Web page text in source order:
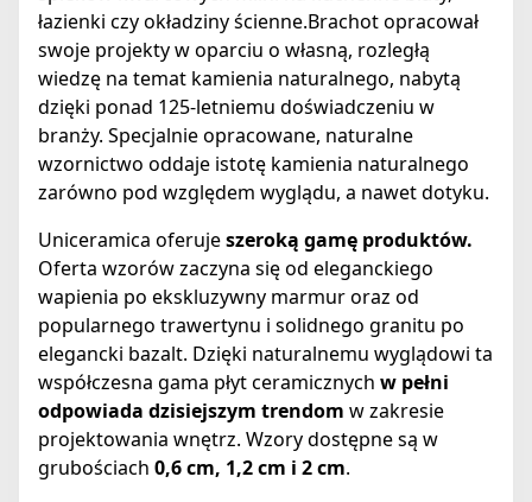
łazienki czy okładziny ścienne.Brachot opracował
swoje projekty w oparciu o własną, rozległą
wiedzę na temat kamienia naturalnego, nabytą
dzięki ponad 125-letniemu doświadczeniu w
branży. Specjalnie opracowane, naturalne
wzornictwo oddaje istotę kamienia naturalnego
zarówno pod względem wyglądu, a nawet dotyku.
Uniceramica oferujeszeroką gamę produktów.
Oferta wzorów zaczyna się od eleganckiego
wapienia po ekskluzywny marmur oraz od
popularnego trawertynu i solidnego granitu po
elegancki bazalt. Dzięki naturalnemu wyglądowi ta
współczesna gama płyt ceramicznych w pełni
odpowiada dzisiejszym trendom w zakresie
projektowania wnętrz. Wzory dostępne są w
grubościach 0,6 cm, 1,2 cm i 2 cm.